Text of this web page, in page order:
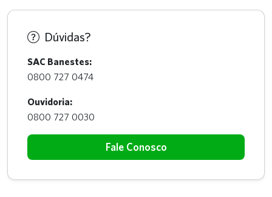
Dúvidas?
SAC Banestes:
0800 727 0474
Ouvidoria:
0800 727 0030
Fale Conosco